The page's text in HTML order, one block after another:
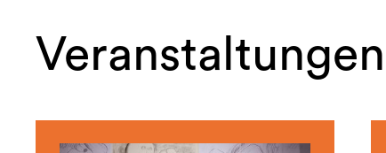
Veranstaltungen